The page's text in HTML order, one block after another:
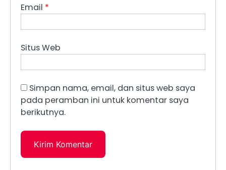
Email *
Situs Web
Simpan nama, email, dan situs web saya
pada peramban ini untuk komentar saya
berikutnya.